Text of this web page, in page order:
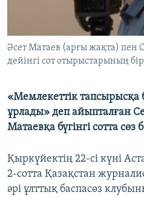
Басқа тілдерде
Әсет Матаев (арғы жақта) пен
дейінгі сот отырыстарының
«Мемлекеттік
ұрлады» деп айыпталған
Матаевқа бүгінгі сотта сөз
Қыркүйектің 22-сі күні
2-сотта Қазақстан
әрі ұлттық баспасөз